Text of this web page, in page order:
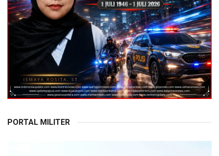
PORTAL MILITER